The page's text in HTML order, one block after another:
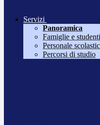
Servizi
Panoramica
Famiglie e studenti
Personale
Percorsi di studio